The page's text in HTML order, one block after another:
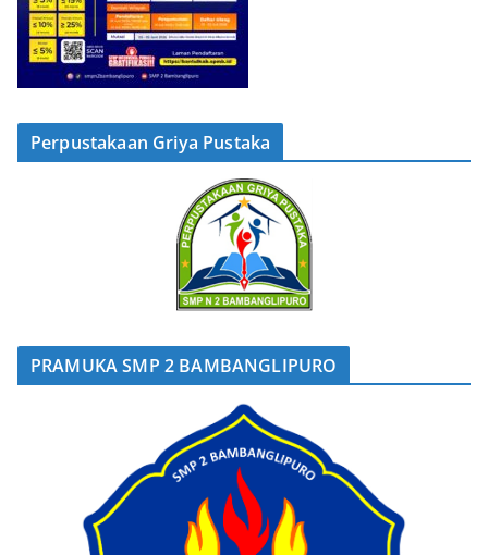
Perpustakaan Griya Pustaka
PRAMUKA SMP 2 BAMBANGLIPURO